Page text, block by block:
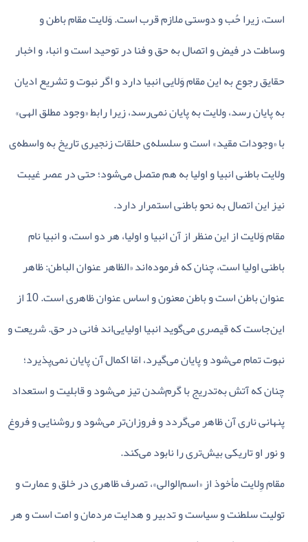
است‌، زیرا حُب‌ و دوستی‌ ملازم‌ قرب‌ است‌. وَلایت‌ مقام‌ باطن‌ و
وساطت‌ در فیض‌ و اتصال‌ به‌ حق‌ و فنا در توحید است‌ و انباء و اخبار
حقایق‌ رجوع‌ به‌ این‌ مقام‌ وَلایی‌ انبیا دارد و اگر نبوت‌ و تشریع‌ ادیان‌
به‌ پایان‌ رسد، ولایت‌ به‌ پایان‌ نمی‌رسد، زیرا رابط‌ «وجود مطلق‌ الهی‌»
با «وجودات‌ مقید» است‌ و سلسله‌ی‌ حلقات‌ زنجیری‌ تاریخ‌ به‌ واسطه‌ی‌
ولایت‌ باطنی‌ انبیا و اولیا به‌ هم‌ متصل‌ می‌شود؛ حتی‌ در عصر غیبت‌
نیز این‌ اتصال‌ به‌ نحو باطنی‌ استمرار دارد.
مقام‌ وَلایت‌ از این‌ منظر از آن‌ انبیا و اولیا، هر دو است‌، و انبیا نام‌
باطنی‌ اولیا است‌، چنان‌ که‌ فرموده‌اند «الظاهر عنوان‌ الباطن‌: ظاهر
عنوان‌ باطن‌ است‌ و باطن‌ معنون‌ و اساس‌ عنوان‌ ظاهری‌ است‌. 10 از
این‌جاست‌ که‌ قیصری‌ می‌گوید انبیا اولیایی‌اند فانی‌ در حق‌. شریعت‌ و
نبوت‌ تمام‌ می‌شود و پایان‌ می‌گیرد، امّا اکمال‌ آن‌ پایان‌ نمی‌پذیرد؛
چنان‌ که‌ آتش‌ به‌تدریج‌ با گرم‌شدن‌ تیز می‌شود و قابلیت‌ و استعداد
پنهانی‌ ناری‌ آن‌ ظاهر می‌گردد و فروزان‌تر می‌شود و روشنایی‌ و فروغ‌
و نور او تاریکی‌ بیش‌تری‌ را نابود می‌کند.
مقام‌ وِلایت‌ مأخوذ از «اسم‌الوالی‌»، تصرف‌ ظاهری‌ در خلق‌ و عمارت‌ و
تولیت‌ سلطنت‌ و سیاست‌ و تدبیر و هدایت‌ مردمان‌ و امت‌ است‌ و هر